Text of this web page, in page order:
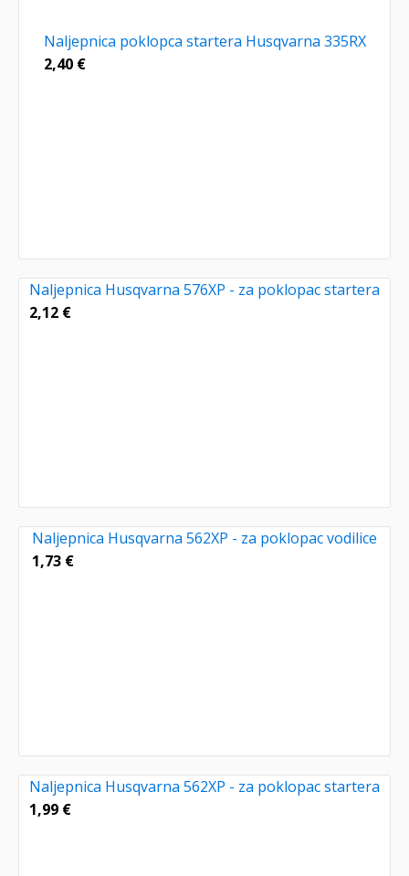
Naljepnica poklopca startera Husqvarna 335RX
2,40 €
Naljepnica Husqvarna 576XP - za poklopac startera
2,12 €
Naljepnica Husqvarna 562XP - za poklopac vodilice
1,73 €
Naljepnica Husqvarna 562XP - za poklopac startera
1,99 €